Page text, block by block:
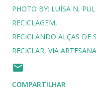
PHOTO BY: LUÍSA N
RECICLAGEM
RECICLANDO ALÇAS DE
RECICLAR VIA
COMPARTILHAR